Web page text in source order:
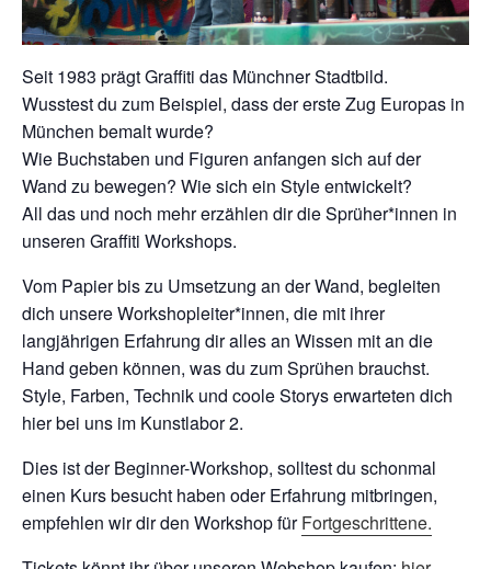
Seit 1983 prägt Graffiti das Münchner Stadtbild.
Wusstest du zum Beispiel, dass der erste Zug Europas in
München bemalt wurde?
Wie Buchstaben und Figuren anfangen sich auf der
Wand zu bewegen? Wie sich ein Style entwickelt?
All das und noch mehr erzählen dir die Sprüher*innen in
unseren Graffiti Workshops.
Vom Papier bis zu Umsetzung an der Wand, begleiten
dich unsere Workshopleiter*innen, die mit ihrer
langjährigen Erfahrung dir alles an Wissen mit an die
Hand geben können, was du zum Sprühen brauchst.
Style, Farben, Technik und coole Storys erwarteten dich
hier bei uns im Kunstlabor 2.
Dies ist der Beginner-Workshop, solltest du schonmal
einen Kurs besucht haben oder Erfahrung mitbringen,
empfehlen wir dir den Workshop fürFortgeschrittene.